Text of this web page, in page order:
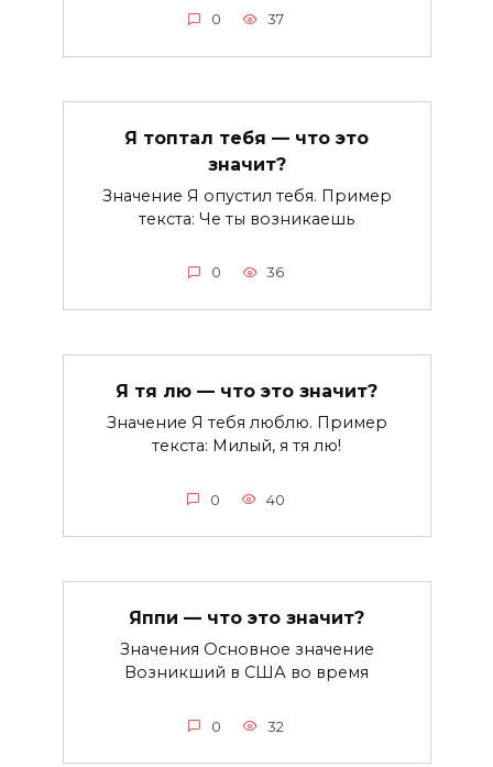
0 37
Я топтал тебя — что это
значит?
Значение Я опустил тебя. Пример
текста: Че ты возникаешь
0 36
Я тя лю — что это значит?
Значение Я тебя люблю. Пример
текста: Милый, я тя лю!
0 40
Яппи — что это значит?
Значения Основное значение
Возникший в США во время
0 32